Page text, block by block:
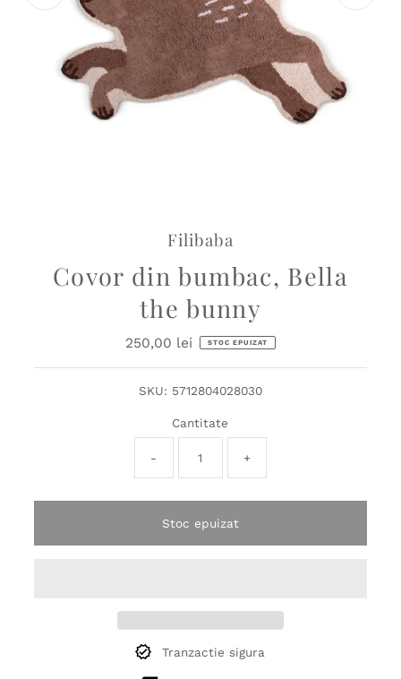
Filibaba
Covor din bumbac, Bella
the bunny
Preț
250,00 lei STOC EPUIZAT
SKU: 5712804028030
Cantitate
- +
Stoc epuizat
Tranzactie sigura